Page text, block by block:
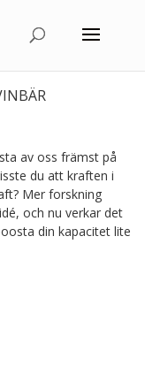
av oss främst på
du att kraften i
Mer forskning
och nu verkar det
din kapacitet lite